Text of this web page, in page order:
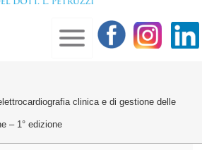
clinica e di gestione delle
– 1° edizione